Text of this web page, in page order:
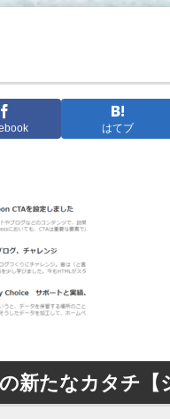
はてブ
新たなカタチ【